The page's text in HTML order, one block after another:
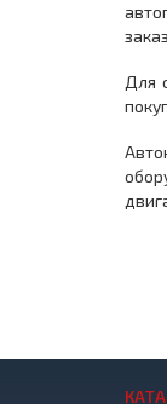
Для